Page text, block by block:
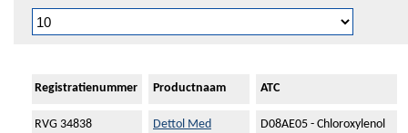
Registratienummer Productnaam ATC
RVG 34838
Dettol Med
D08AE05 - Chloroxylenol